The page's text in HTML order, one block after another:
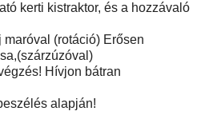
kerti kistraktor, és a hozzávaló
(rotáció) Erősen
Hívjon bátran
alapján!